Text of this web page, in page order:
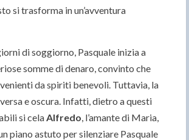
si trasforma in un’avventura
di soggiorno, Pasquale inizia a
somme di denaro, convinto che
da spiriti benevoli. Tuttavia, la
e oscura. Infatti, dietro a questi
si celaAlfredo, l’amante di Maria,
piano astuto per silenziare Pasquale